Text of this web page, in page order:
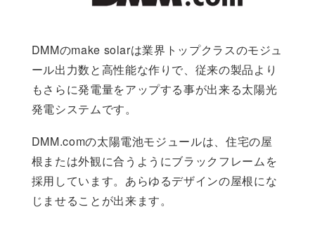
DMMのmake solarは業界トップクラスのモジュ
ール出力数と高性能な作りで、従来の製品より
もさらに発電量をアップする事が出来る太陽光
発電システムです。
DMM.comの太陽電池モジュールは、住宅の屋
根または外観に合うようにブラックフレームを
採用しています。あらゆるデザインの屋根にな
じませることが出来ます。